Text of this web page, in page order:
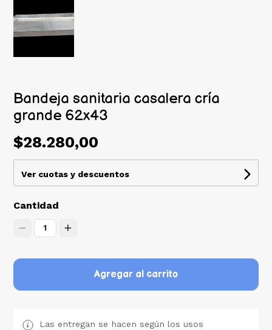
Bandeja sanitaria casalera cría
grande 62x43
$28.280,00
Ver cuotas y descuentos
Cantidad
1
Agregar al carrito
Las entregan se hacen según los usos